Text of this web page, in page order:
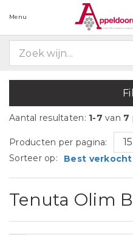
Menu
Aantal resultaten: 1-7 van 7
Producten per pagina:
Sorteer op:
Best verkocht
Tenuta Olim